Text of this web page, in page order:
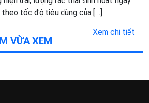
theo tốc độ tiêu dùng của […]
Xem chi tiết
VỪA XEM